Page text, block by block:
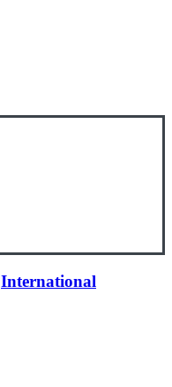
International